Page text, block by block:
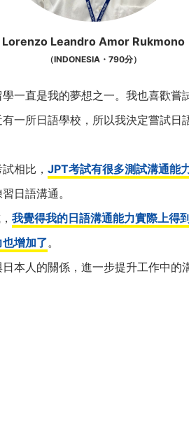
Lorenzo Leandro Amor Rukmono
（INDONESIA・790分）
一直是我的夢想之一。我也喜歡嘗
一所日語學校，所以我決定嘗試日
相比， JPT考試有很多測試溝通能
日語溝通。
我覺得我的日語溝通能力實際上得
增加了。
本人的關係，進一步提升工作中的